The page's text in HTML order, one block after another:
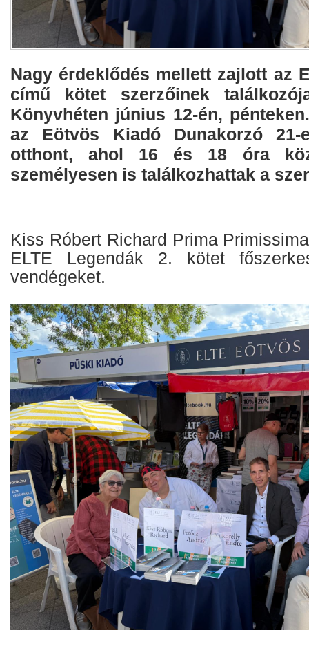
Nagy érdeklődés mellett zajlott az
című kötet szerzőinek
Könyvhéten június 12-én,
az Eötvös Kiadó Dunakorzó 21-
otthont, ahol 16 és 18 óra
személyesen is találkozhattak a
Kiss Róbert Richard Prima
ELTE Legendák 2. kötet
vendégeket.